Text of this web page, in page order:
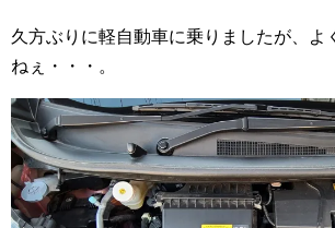
久方ぶりに軽自動車に乗りましたが、よ
ねぇ・・・。